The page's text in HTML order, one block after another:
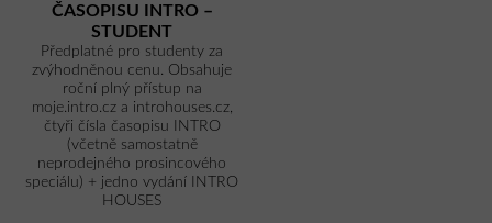
ČASOPISU INTRO –
STUDENT
Předplatné pro studenty za
zvýhodněnou cenu. Obsahuje
roční plný přístup na
moje.intro.cz a introhouses.cz,
čtyři čísla časopisu INTRO
(včetně samostatně
neprodejného prosincového
speciálu) + jedno vydání INTRO
HOUSES